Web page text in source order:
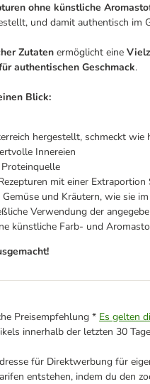
ohne künstliche
und damit authentisch im
Zutaten ermöglicht eine
authentischen Geschmack.
Blick:
hergestellt, schmeckt wie
Innereien
mit einer
und Kräutern, wie sie
Verwendung der
künstliche Farb- und
Preisempfehlung * Es gelten
innerhalb der letzten 30
für Direktwerbung für
entstehen, indem du den